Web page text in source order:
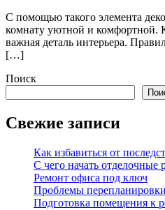
С помощью такого элемента
комнату уютной и комфортной.
важная деталь интерьера.
[…]
Поиск
Свежие записи
Как избавиться от
С чего начать отделочные
Ремонт офиса под ключ
Проблемы перепланировки
Подготовка помещения к